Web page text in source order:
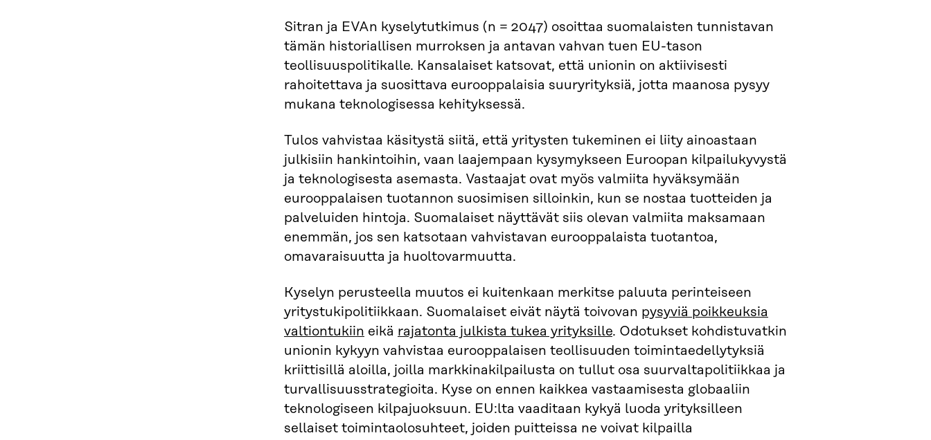
Sitran ja EVAn kyselytutkimus (n = 2047) osoittaa suomalaisten tunnistavan
tämän historiallisen murroksen ja antavan vahvan tuen EU-tason
teollisuuspolitikalle. Kansalaiset katsovat, että unionin on aktiivisesti
rahoitettava ja suosittava eurooppalaisia suuryrityksiä, jotta maanosa pysyy
mukana teknologisessa kehityksessä.
Tulos vahvistaa käsitystä siitä, että yritysten tukeminen ei liity ainoastaan
julkisiin hankintoihin, vaan laajempaan kysymykseen Euroopan kilpailukyvystä
ja teknologisesta asemasta. Vastaajat ovat myös valmiita hyväksymään
eurooppalaisen tuotannon suosimisen silloinkin, kun se nostaa tuotteiden ja
palveluiden hintoja. Suomalaiset näyttävät siis olevan valmiita maksamaan
enemmän, jos sen katsotaan vahvistavan eurooppalaista tuotantoa,
omavaraisuutta ja huoltovarmuutta.
Kyselyn perusteella muutos ei kuitenkaan merkitse paluuta perinteiseen
yritystukipolitiikkaan. Suomalaiset eivät näytä toivovan pysyviä poikkeuksia
valtiontukiin eikä rajatonta julkista tukea yrityksille. Odotukset kohdistuvatkin
unionin kykyyn vahvistaa eurooppalaisen teollisuuden toimintaedellytyksiä
kriittisillä aloilla, joilla markkinakilpailusta on tullut osa suurvaltapolitiikkaa ja
turvallisuusstrategioita. Kyse on ennen kaikkea vastaamisesta globaaliin
teknologiseen kilpajuoksuun. EU:lta vaaditaan kykyä luoda yrityksilleen
sellaiset toimintaolosuhteet, joiden puitteissa ne voivat kilpailla